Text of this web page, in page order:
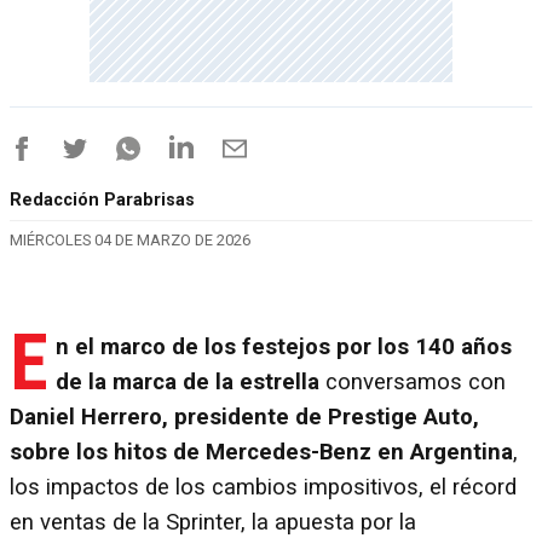
Redacción Parabrisas
MIÉRCOLES 04 DE MARZO DE 2026
E n el marco de los festejos por los 140 años
de la marca de la estrella conversamos con
Daniel Herrero, presidente de Prestige Auto,
sobre los hitos de Mercedes-Benz en Argentina,
los impactos de los cambios impositivos, el récord
en ventas de la Sprinter, la apuesta por la